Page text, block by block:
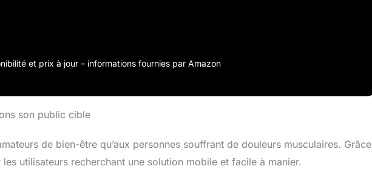
et prix à jour – informations fournies par Amazon
son public cible
de bien-être qu’aux personnes souffrant de douleurs musculaires. Grâce
utilisateurs recherchant une solution mobile et facile à manier.